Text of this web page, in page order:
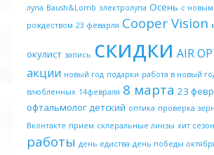
лупа Baush&Lomb электролупа Осень с
рождеством 23 феварля Cooper Vision
окулист запись скидки AIR
акции новый год подарки работа в новый
влюбленных 14февраля 8 марта 23
офтальмолог детский оптика проверка
Вконтакте прием склеральные линзы хит
работы день едиства день победы